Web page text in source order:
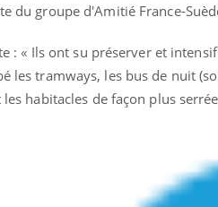
du groupe d'Amitié France-
: « Ils ont su préserver et
les tramways, les bus de nuit
habitacles de façon plus